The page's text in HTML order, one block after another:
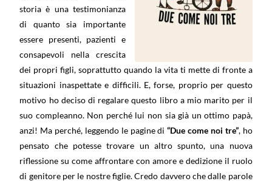
storia è una testimonianza
di quanto sia importante
essere presenti, pazienti e
consapevoli nella crescita
dei propri figli, soprattutto quando la vita ti mette di fronte a
situazioni inaspettate e difficili. E, forse, proprio per questo
motivo ho deciso di regalare questo libro a mio marito per il
suo compleanno. Non perché lui non sia già un ottimo papà,
anzi! Ma perché, leggendo le pagine di“Due come noi tre”, ho
pensato che potesse trovare un altro spunto, una nuova
riflessione su come affrontare con amore e dedizione il ruolo
di genitore per le nostre figlie. Credo davvero che dalle parole